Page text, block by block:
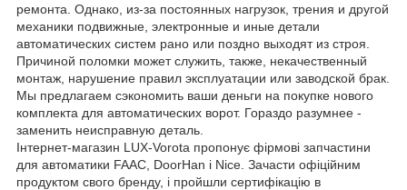
ремонта. Однако, из-за постоянных нагрузок, трения и другой
механики подвижные, электронные и иные детали
автоматических систем рано или поздно выходят из строя.
Причиной поломки может служить, также, некачественный
монтаж, нарушение правил эксплуатации или заводской брак.
Мы предлагаем сэкономить ваши деньги на покупке нового
комплекта для автоматических ворот. Гораздо разумнее -
заменить неисправную деталь.
Інтернет-магазин LUX-Vorota пропонує фірмові запчастини
для автоматики FAAC, DoorHan і Nice. Зачасти офіційним
продуктом свого бренду, і пройшли сертифікацію в